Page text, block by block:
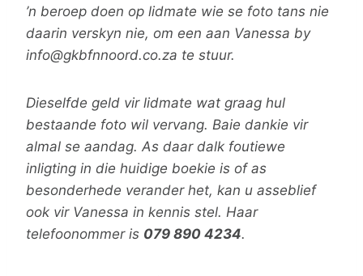
’n beroep doen op lidmate wie se foto tans nie
daarin verskyn nie, om een aan Vanessa by
info@gkbfnnoord.co.za te stuur.
Dieselfde geld vir lidmate wat graag hul
bestaande foto wil vervang. Baie dankie vir
almal se aandag. As daar dalk foutiewe
inligting in die huidige boekie is of as
besonderhede verander het, kan u asseblief
ook vir Vanessa in kennis stel. Haar
telefoonommer is 079 890 4234.